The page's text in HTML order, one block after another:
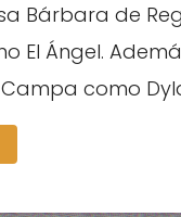
Bárbara de
El Ángel.
como